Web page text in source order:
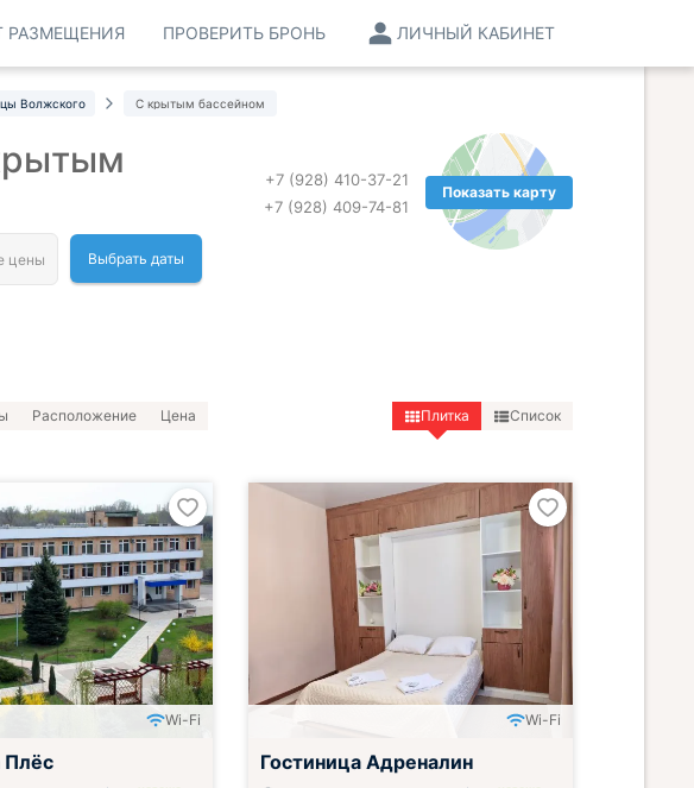
ЛИЧНЫЙ КАБИНЕТ
ПРОВЕРИТЬ БРОНЬ
РАЗМЕЩЕНИЯ
Волжского С крытым бассейном
Показать карту
+7 (928) 410-37-21
+7 (928) 409-74-81
Выбрать даты
Расположение Цена Плитка Список
Wi-Fi
Плёс
Wi-Fi
Гостиница Адреналин